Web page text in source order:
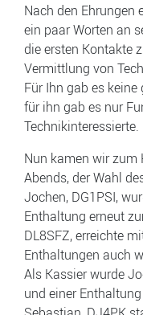
Nach den Ehrungen
ein paar Worten an
die ersten Kontakte
Vermittlung von
Für Ihn gab es
für ihn gab es nur
Technikinteressierte.
Nun kamen wir zum
Abends, der Wahl
Jochen, DG1PSI,
Enthaltung erneut
DL8SFZ, erreichte
Enthaltungen auch
Als Kassier wurde
und einer